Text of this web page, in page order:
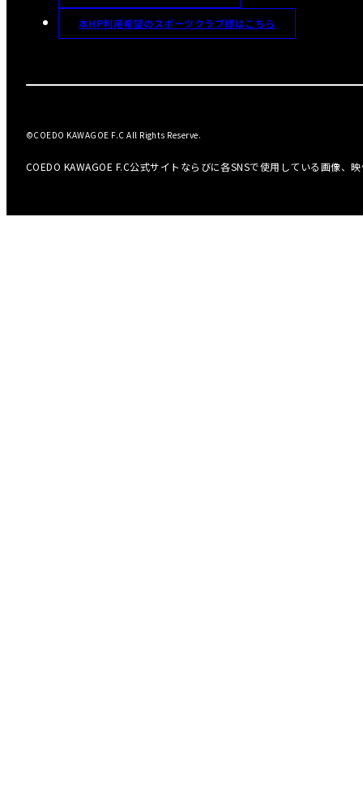
本HP利用希望のスポーツクラブ様はこちら
COEDO KAWAGOE F.C公式サイトならびに各SNSで使用している画像、
©COEDO KAWAGOE F.C All Rights Reserve.